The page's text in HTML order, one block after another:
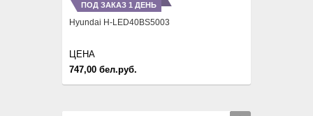
ПОД ЗАКАЗ 1 ДЕНЬ
Hyundai H-LED40BS5003
747,00 бел.руб.
ЦЕНА